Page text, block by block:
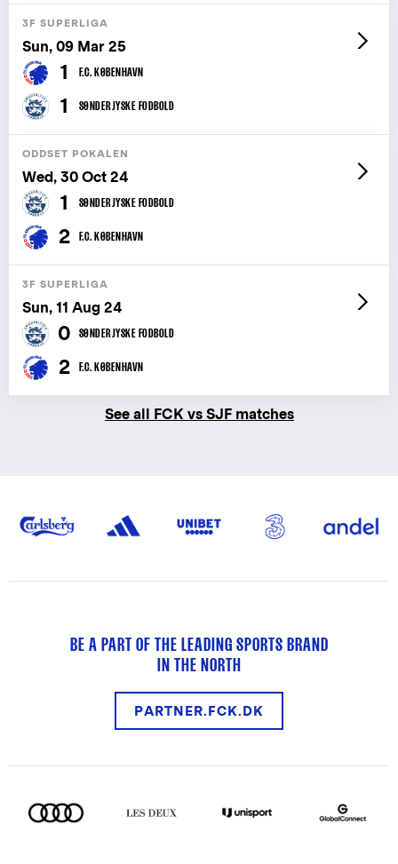
3F SUPERLIGA
Sun, 09 Mar 25
1 F.C. KØBENHAVN
1 SØNDERJYSKE FODBOLD
ODDSET POKALEN
Wed, 30 Oct 24
1 SØNDERJYSKE FODBOLD
2 F.C. KØBENHAVN
3F SUPERLIGA
Sun, 11 Aug 24
0 SØNDERJYSKE FODBOLD
2 F.C. KØBENHAVN
See all FCK vs SJF matches
BE A PART OF THE LEADING SPORTS BRAND
IN THE NORTH
PARTNER.FCK.DK